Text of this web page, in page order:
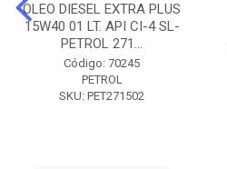
OLEO DIESEL EXTRA PLUS
15W40 01 LT. API CI-4 SL-
PETROL 271...
Código: 70245
PETROL
SKU: PET271502